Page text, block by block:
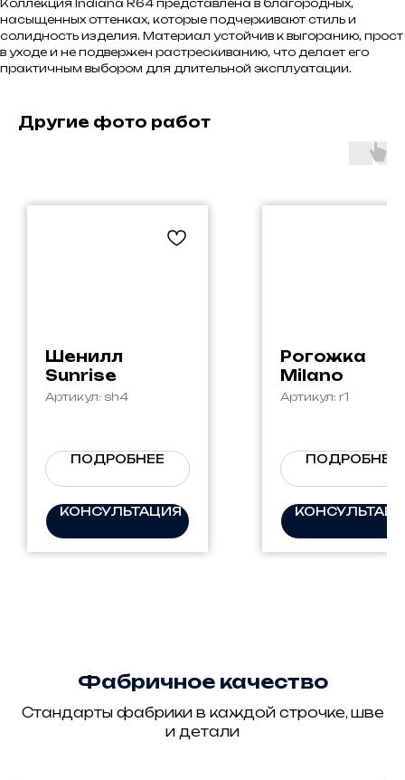
Коллекция Indiana R64 представлена в благородных,
насыщенных оттенках, которые подчеркивают стиль и
солидность изделия. Материал устойчив к выгоранию, прост
в уходе и не подвержен растрескиванию, что делает его
практичным выбором для длительной эксплуатации.
Другие фото работ
Шенилл
Sunrise
Артикул: sh4
ПОДРОБНЕЕ
КОНСУЛЬТАЦИЯ
Рогожка
Milano
Артикул: r1
ПОДРОБНЕЕ
Фабричное качество
Стандарты фабрики в каждой строчке, шве
и детали